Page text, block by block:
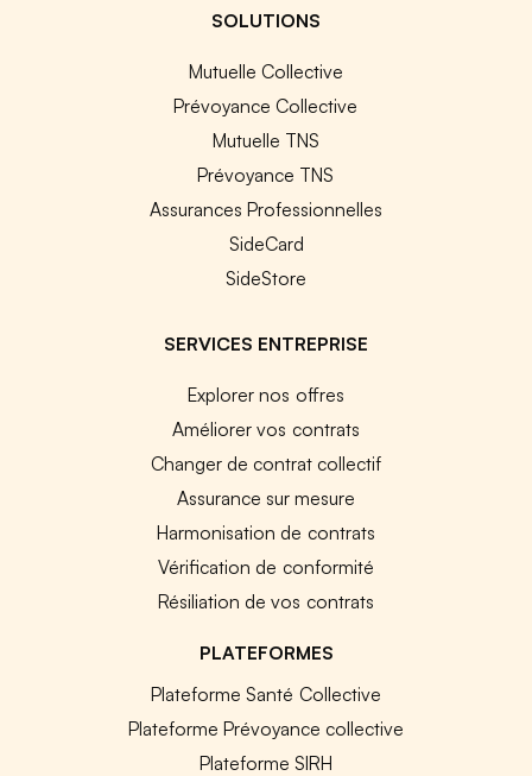
SOLUTIONS
Mutuelle Collective
Prévoyance Collective
Mutuelle TNS
Prévoyance TNS
Assurances Professionnelles
SideCard
SideStore
SERVICES ENTREPRISE
Explorer nos offres
Améliorer vos contrats
Changer de contrat collectif
Assurance sur mesure
Harmonisation de contrats
Vérification de conformité
Résiliation de vos contrats
PLATEFORMES
Plateforme Santé Collective
Plateforme Prévoyance collective
Plateforme SIRH